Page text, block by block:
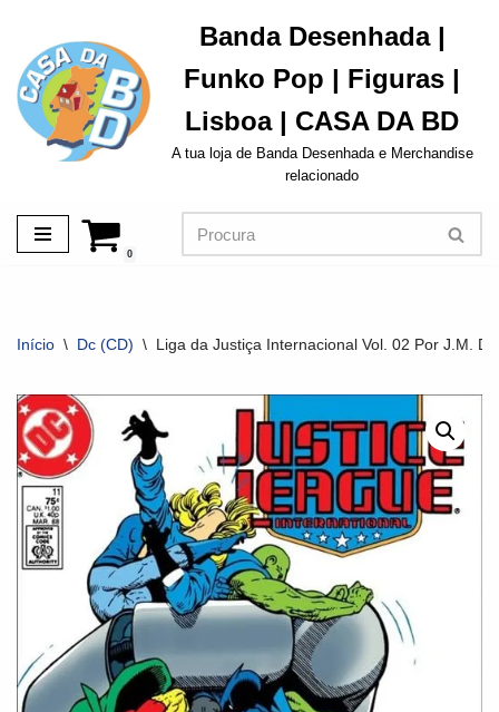
Avançar
para
o
conteúdo
Banda Desenhada |
Funko Pop | Figuras |
Lisboa | CASA DA BD
A tua loja de Banda Desenhada e Merchandise
relacionado
0
Início \ Dc (CD) \ Liga da Justiça Internacional Vol. 02 Por J.M.